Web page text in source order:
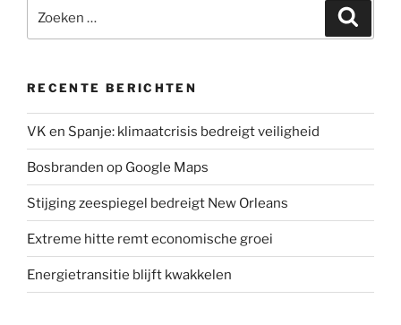
k
n
p
naar:
RECENTE BERICHTEN
VK en Spanje: klimaatcrisis bedreigt veiligheid
Bosbranden op Google Maps
Stijging zeespiegel bedreigt New Orleans
Extreme hitte remt economische groei
Energietransitie blijft kwakkelen